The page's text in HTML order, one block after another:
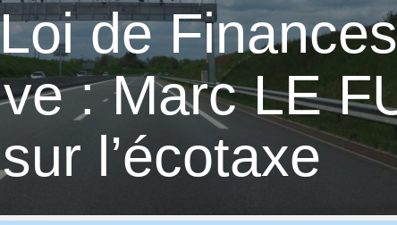
de Finances
: Marc LE
l’écotaxe